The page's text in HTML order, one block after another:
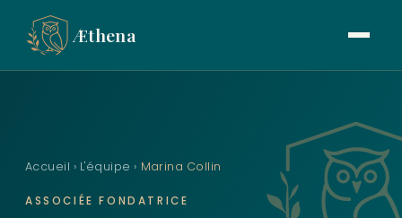
Æthena
Accueil › L'équipe › Marina Collin
ASSOCIÉE FONDATRICE